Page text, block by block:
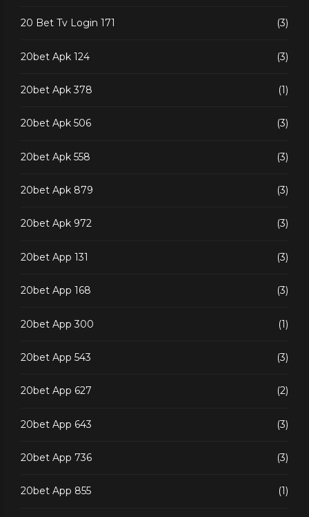
20 Bet Tv Login 171 (3)
20bet Apk 124 (3)
20bet Apk 378 (1)
20bet Apk 506 (3)
20bet Apk 558 (3)
20bet Apk 879 (3)
20bet Apk 972 (3)
20bet App 131 (3)
20bet App 168 (3)
20bet App 300 (1)
20bet App 543 (3)
20bet App 627 (2)
20bet App 643 (3)
20bet App 736 (3)
20bet App 855 (1)